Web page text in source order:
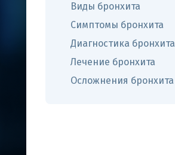
Виды бронхита
Симптомы бронхита
Диагностика бронхита
Лечение бронхита
Осложнения бронхита